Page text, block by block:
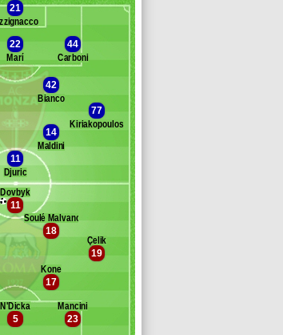
Monza
21
22
Marí
44
Carboni
42
Bianco
77
Kiriakopoulos
14
Maldini
11
Djuric
23
Mancini
5
N'Dicka
17
Kone
19
Çelik
18
Soulé Malvano
11
Dovbyk